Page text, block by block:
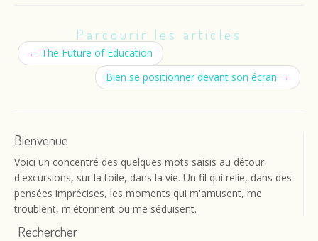
Parcourir les articles
← The Future of Education
Bien se positionner devant son écran →
Bienvenue
Voici un concentré des quelques mots saisis au détour
d'excursions, sur la toile, dans la vie. Un fil qui relie, dans des
pensées imprécises, les moments qui m'amusent, me
troublent, m'étonnent ou me séduisent.
Rechercher